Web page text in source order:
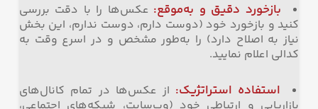
بازخورد دقیق و به‌موقع: عکس‌ها را با دقت بررسی
کنید و بازخورد خود (دوست دارم، دوست ندارم، این بخش
نیاز به اصلاح دارد) را به‌طور مشخص و در اسرع وقت به
کدالی اعلام نمایید.
استفاده استراتژیک: از عکس‌ها در تمام کانال‌های